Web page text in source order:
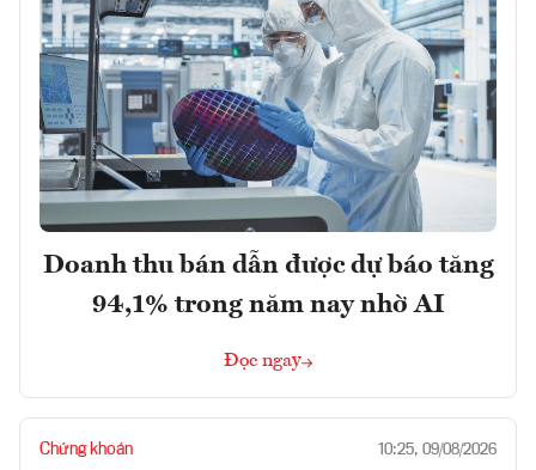
Doanh thu bán dẫn được dự báo tăng
94,1% trong năm nay nhờ AI
Đọc ngay
Chứng khoán 10:25, 09/08/2026